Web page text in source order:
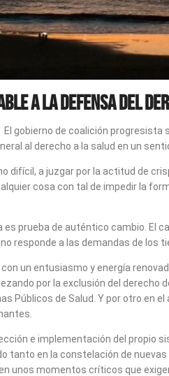
a la Defensa del
El gobierno de coalición progresista
al derecho a la salud en un
difícil, a juzgar por la actitud de
cosa con tal de impedir la
prueba de auténtico cambio.
responde a las demandas de los
un entusiasmo y energía
por la exclusión del
Públicos de Salud. Y por otro en
e implementación del
tanto en la constelación de
unos momentos críticos que